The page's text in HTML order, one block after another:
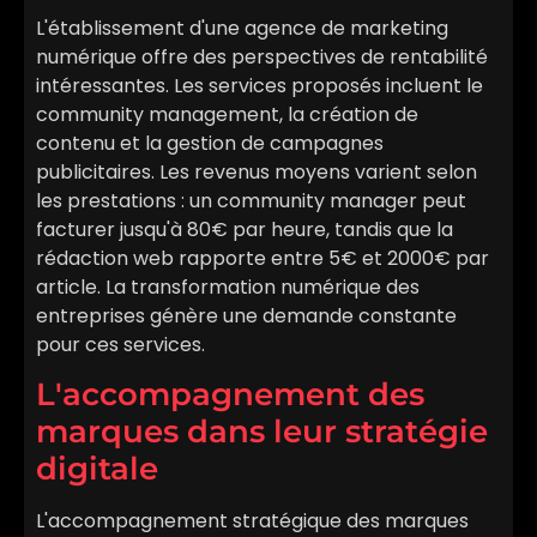
L'établissement d'une agence de marketing
numérique offre des perspectives de rentabilité
intéressantes. Les services proposés incluent le
community management, la création de
contenu et la gestion de campagnes
publicitaires. Les revenus moyens varient selon
les prestations : un community manager peut
facturer jusqu'à 80€ par heure, tandis que la
rédaction web rapporte entre 5€ et 2000€ par
article. La transformation numérique des
entreprises génère une demande constante
pour ces services.
L'accompagnement des
marques dans leur stratégie
digitale
L'accompagnement stratégique des marques